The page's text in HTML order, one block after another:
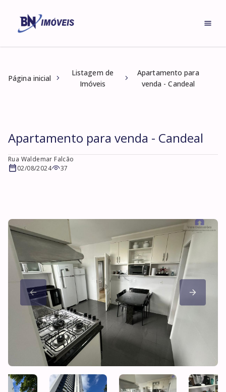
Página inicial
Listagem de
Imóveis
Apartamento para
venda - Candeal
Apartamento para venda - Candeal
Rua Waldemar Falcão
02/08/2024
37